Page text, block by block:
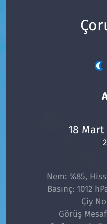
18
Nem: %85,
Basınç: 1012
Çiy
Görüş
Şarköy